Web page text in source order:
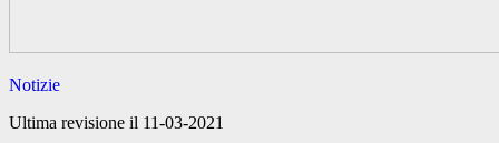
Notizie
Ultima revisione il 11-03-2021